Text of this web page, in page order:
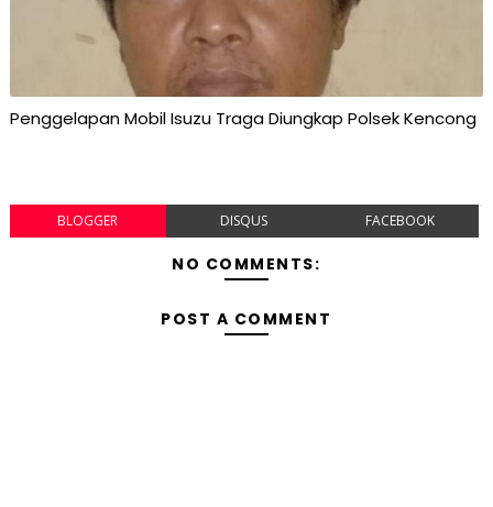
Penggelapan Mobil Isuzu Traga Diungkap Polsek Kencong
BLOGGER DISQUS FACEBOOK
NO COMMENTS:
POST A COMMENT